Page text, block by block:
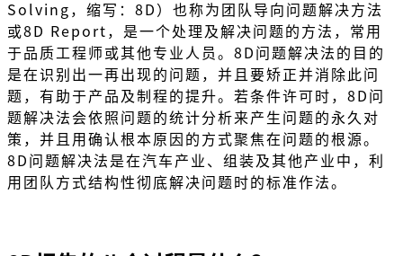
Solving，缩写：8D）也称为团队导向问题解决方法
或8D Report，是一个处理及解决问题的方法，常用
于品质工程师或其他专业人员。8D问题解决法的目的
是在识别出一再出现的问题，并且要矫正并消除此问
题，有助于产品及制程的提升。若条件许可时，8D问
题解决法会依照问题的统计分析来产生问题的永久对
策，并且用确认根本原因的方式聚焦在问题的根源。
8D问题解决法是在汽车产业、组装及其他产业中，利
用团队方式结构性彻底解决问题时的标准作法。